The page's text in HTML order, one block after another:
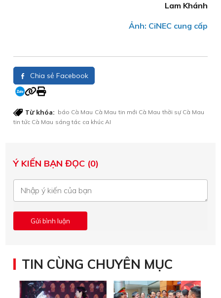
Lam Khánh
Ảnh: CiNEC cung cấp
Chia sẻ Facebook
Từ khóa: báo Cà Mau Cà Mau tin mới Cà Mau thời sự Cà Mau
tin tức Cà Mau sáng tác ca khúc AI
Ý KIẾN BẠN ĐỌC (0)
TIN CÙNG CHUYÊN MỤC